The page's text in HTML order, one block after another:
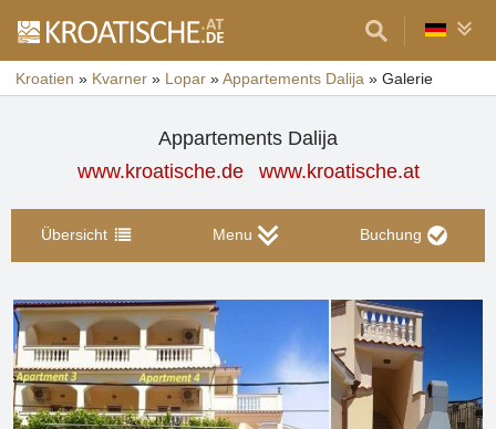
Kroatien » Kvarner » Lopar »Appartements Dalija » Galerie
Appartements Dalija
www.kroatische.de
www.kroatische.at
Übersicht Menu Buchung